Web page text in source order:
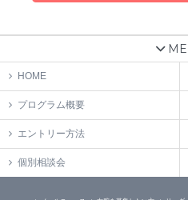
HOME
プログラム概要
エントリー方法
個別相談会